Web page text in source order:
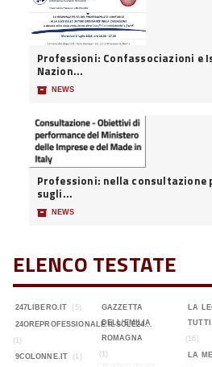
Professioni: Confassociazioni e
Nazion...
📦 NEWS
Professioni: nella consultazione
sugli...
📦 NEWS
ELENCO TESTATE
247LIBERO.IT (5)
24OREPROFESSIONALE.ILSOLE24...
(1)
9COLONNE.IT
(1)
GAZZETTA
DELL'EMILIA
ROMAGNA
(1)
LA
(16)
LA